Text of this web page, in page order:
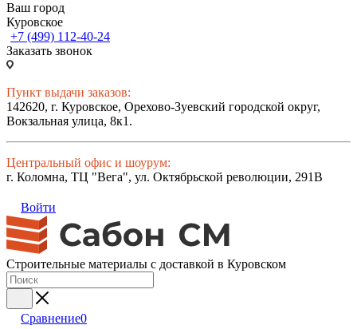
Ваш город
Куровское
+7 (499) 112-40-24
Заказать звонок
Пункт выдачи заказов:
142620, г. Куровское, Орехово-Зуевский городской округ,
Вокзальная улица, 8к1.
Центральный офис и шоурум:
г. Коломна, ТЦ "Вега", ул. Октябрьской революции, 291В
Войти
Строительные материалы с доставкой в Куровском
Сравнение0